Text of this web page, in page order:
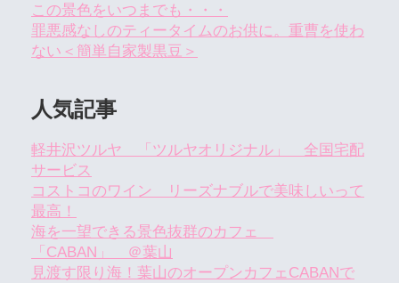
この景色をいつまでも・・・
罪悪感なしのティータイムのお供に。重曹を使わ
ない＜簡単自家製黒豆＞
人気記事
軽井沢ツルヤ 「ツルヤオリジナル」 全国宅配
サービス
コストコのワイン リーズナブルで美味しいって
最高！
海を一望できる景色抜群のカフェ
「CABAN」 ＠葉山
見渡す限り海！葉山のオープンカフェCABANで